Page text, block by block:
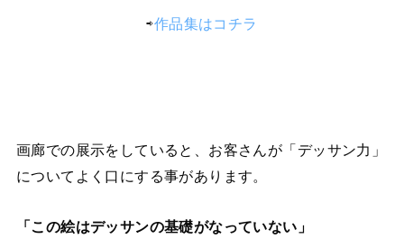
⇨作品集はコチラ
画廊での展示をしていると、お客さんが「デッサン力」
についてよく口にする事があります。
「この絵はデッサンの基礎がなっていない」